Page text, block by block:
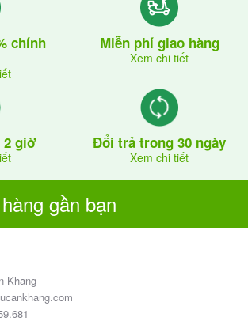
chính
Miễn phí giao hàng
Xem chi tiết
2 giờ Đổi trả trong 30 ngày
Xem chi tiết
gần bạn
Khang